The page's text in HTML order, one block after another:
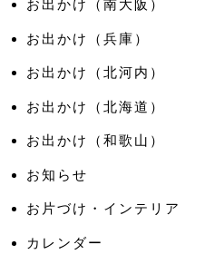
お出かけ（南大阪）
お出かけ（兵庫）
お出かけ（北河内）
お出かけ（北海道）
お出かけ（和歌山）
お知らせ
お片づけ・インテリア
カレンダー